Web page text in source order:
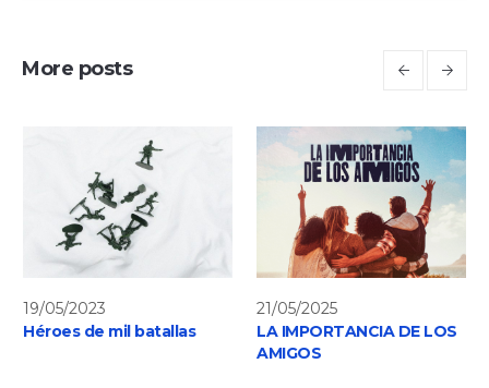
More posts
19/05/2023
Héroes de mil batallas
21/05/2025
LA IMPORTANCIA DE LOS
AMIGOS